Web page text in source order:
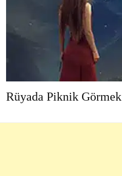
Rüyada Piknik Görmek